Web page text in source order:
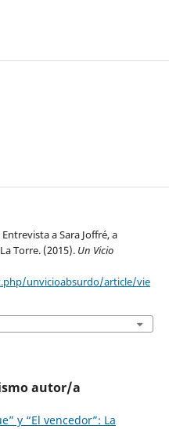
a Sara Joffré, a
Torre. (2015). Un Vicio
unvicioabsurdo/article/vie
autor/a
y “El vencedor”: La